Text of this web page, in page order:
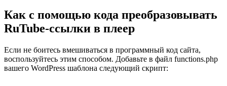
Как с помощью кода преобразовывать
RuTube-ссылки в плеер
Если не боитесь вмешиваться в программный код сайта,
воспользуйтесь этим способом. Добавьте в файл functions.php
вашего WordPress шаблона следующий скрипт: